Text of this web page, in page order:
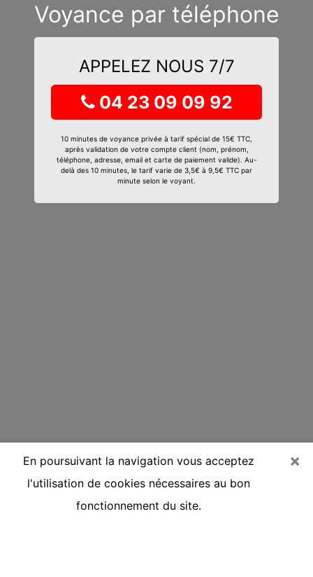
Voyance par téléphone
APPELEZ NOUS 7/7
04 23 09 09 92
10 minutes de voyance privée à tarif spécial de 15€ TTC,
après validation de votre compte client (nom, prénom,
téléphone, adresse, email et carte de paiement valide). Au-
delà des 10 minutes, le tarif varie de 3,5€ à 9,5€ TTC par
minute selon le voyant.
×
En poursuivant la navigation vous acceptez
l'utilisation de cookies nécessaires au bon
fonctionnement du site.